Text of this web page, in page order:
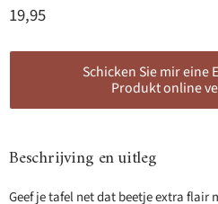
Huidige prijs
19,95
Schicken Sie mir eine
Produkt online
Beschrijving en uitleg
Geef je tafel net dat beetje extra flair